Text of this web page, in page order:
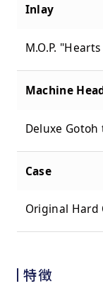
Inlay
M.O.P.
Machine
Deluxe
Case
Original Hard
特徴